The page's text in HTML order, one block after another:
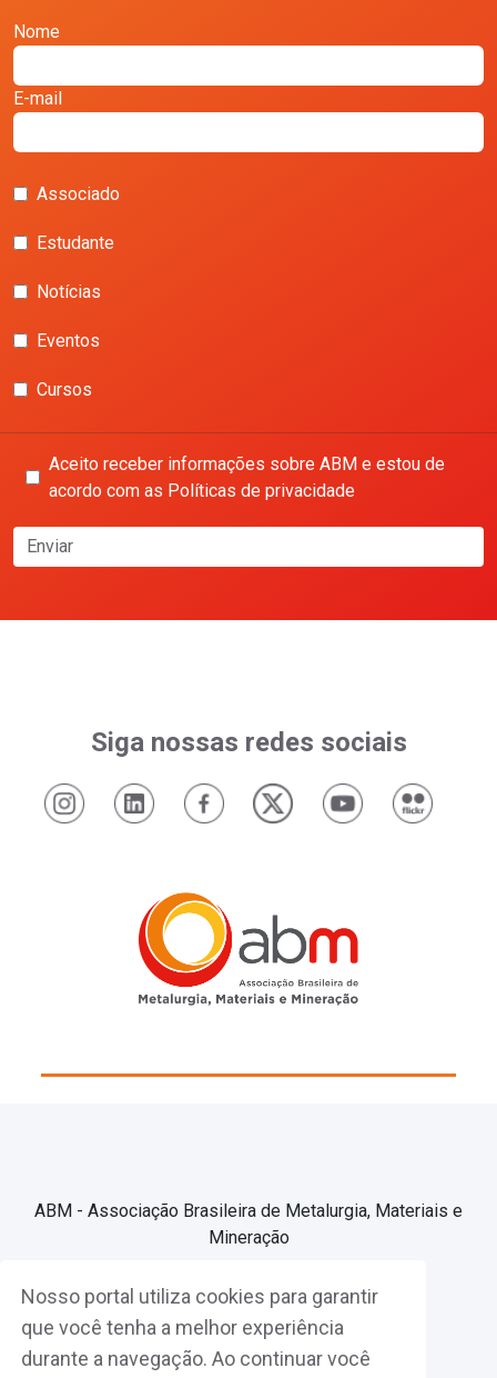
Nosso portal utiliza cookies para garantir
que você tenha a melhor experiência
durante a navegação. Ao continuar você
Nome
E-mail
Associado
Estudante
Notícias
Eventos
Cursos
Aceito receber informações sobre ABM e estou de
acordo com as Políticas de privacidade
Enviar
Siga nossas redes sociais
ABM - Associação Brasileira de Metalurgia, Materiais e
Mineração
Associe-se